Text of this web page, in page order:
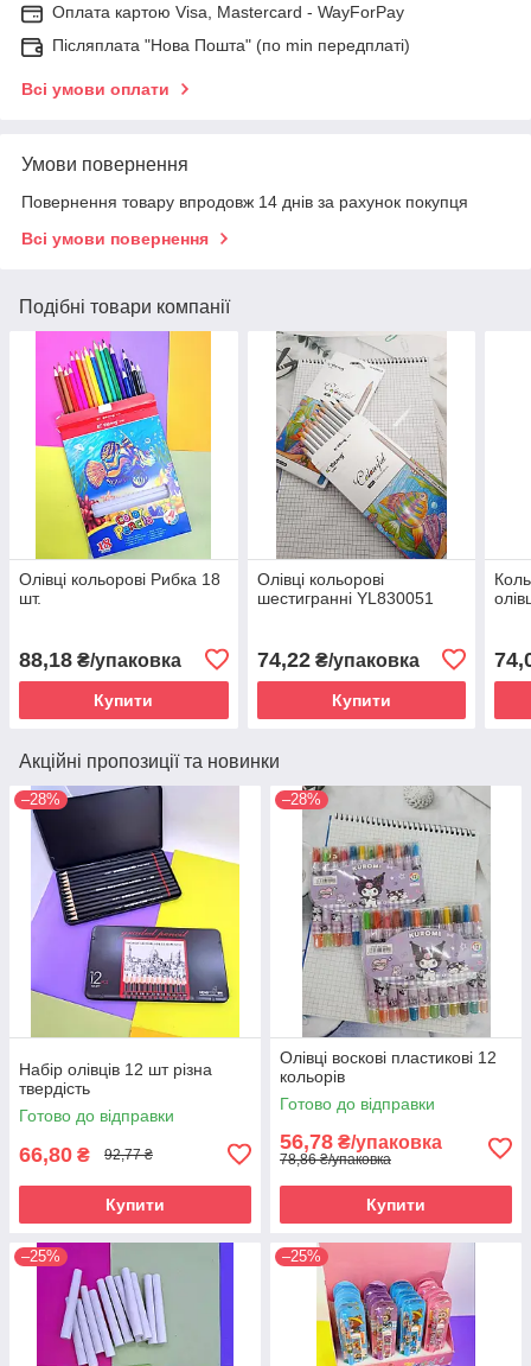
Оплата картою Visa, Mastercard - WayForPay
Післяплата "Нова Пошта" (по min передплаті)
Всі умови оплати
Умови повернення
Повернення товару впродовж 14 днів за рахунок покупця
Всі умови повернення
Подібні товари компанії
Олівці кольорові Рибка 18
шт.
88,18 ₴/упаковка
Купити
Олівці кольорові
шестигранні YL830051
74,22₴/упаковка
Купити
Акційні пропозиції та новинки
–28%
Набір олівців 12 шт різна
твердість
Готово до відправки
66,80 ₴ 92,77 ₴
Купити
–28%
Олівці воскові пластикові 12
кольорів
Готово до відправки
56,78 ₴/упаковка
78,86 ₴/упаковка
Купити
–25% –25%